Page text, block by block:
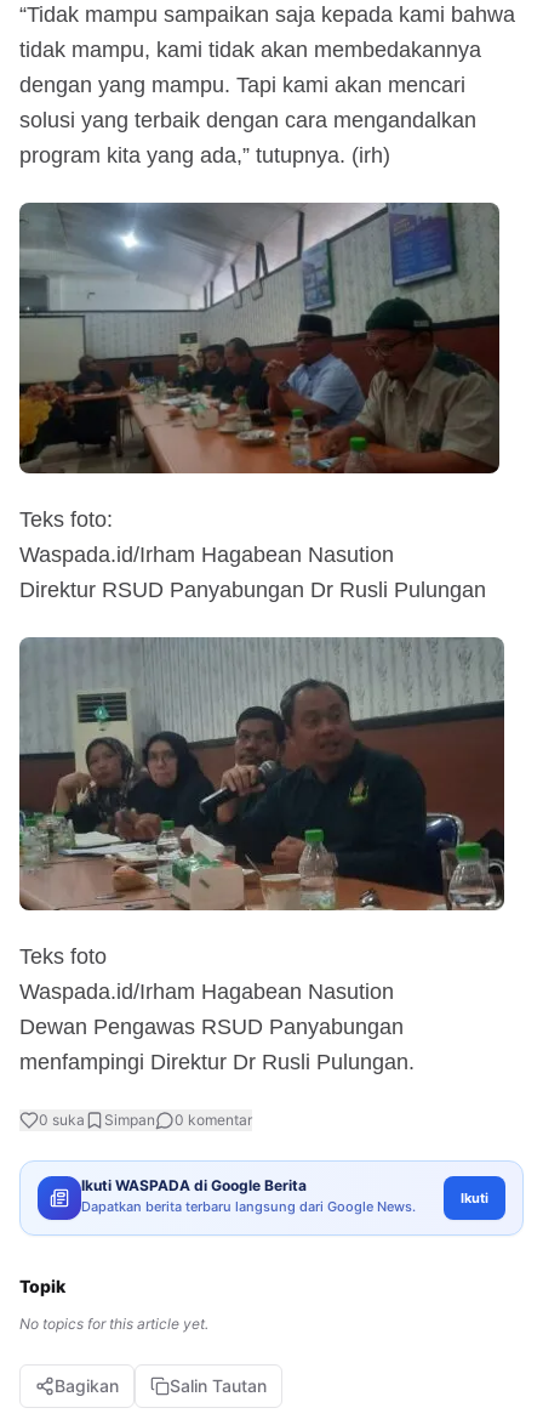
“Tidak mampu sampaikan saja kepada kami bahwa
tidak mampu, kami tidak akan membedakannya
dengan yang mampu. Tapi kami akan mencari
solusi yang terbaik dengan cara mengandalkan
program kita yang ada,” tutupnya. (irh)
Teks foto:
Waspada.id/Irham Hagabean Nasution
Direktur RSUD Panyabungan Dr Rusli Pulungan
Teks foto
Waspada.id/Irham Hagabean Nasution
Dewan Pengawas RSUD Panyabungan
menfampingi Direktur Dr Rusli Pulungan.
0 suka Simpan 0 komentar
Ikuti WASPADA di Google Berita
Dapatkan berita terbaru langsung dari Google News. Ikuti
Topik
No topics for this article yet.
Bagikan Salin Tautan